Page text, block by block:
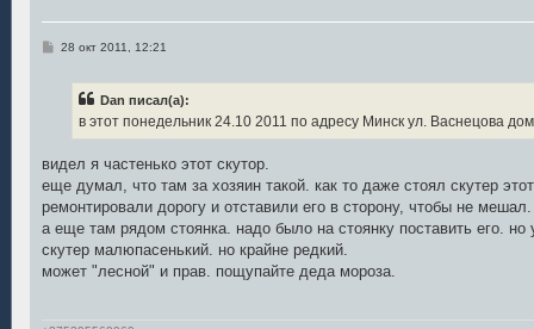
С
е
28 окт 2011, 12:21
Dan писал(а):
в этот понедельник 24.10 2011 по адресу Минск ул. Васнецова
видел я частенько этот скутор.
еще думал, что там за хозяин такой. как то даже стоял скутер
ремонтировали дорогу и отставили его в сторону, чтобы не мешал.
а еще там рядом стоянка. надо было на стоянку поставить его.
скутер малюпасенький. но крайне редкий.
может "лесной" и прав. пощупайте деда мороза.